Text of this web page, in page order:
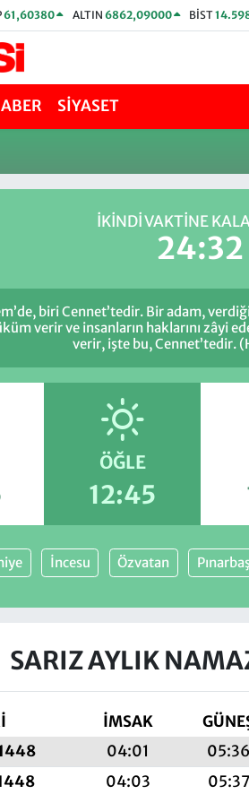
61,60380 ALTIN 6862,09000 BİST
SİYASET
İKINDI VAKTİNE
24:32
biri Cennet’tedir. Bir adam,
verir ve insanların haklarını zâyi
verir, işte bu, Cennet’tedir.
ÖĞLE
12:45
İncesu Özvatan
SARIZ AYLIK
İMSAK
04:01 05:36
04:03 05:37